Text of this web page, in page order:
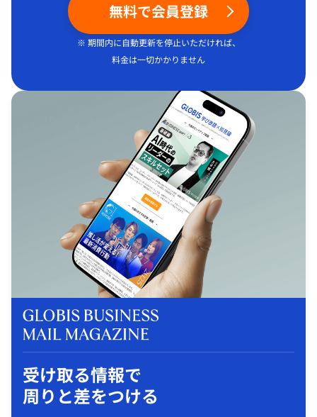
無料で会員登録
※ 期間内に自動更新を停止いただければ、
料金は一切かかりません
受け取る情報で
周りと差をつける